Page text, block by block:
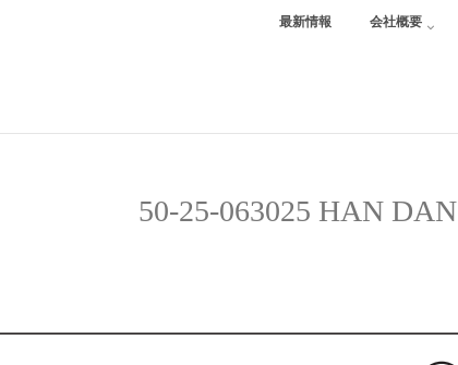
最新情報 会社概要
50-25-063025 HAN DAN